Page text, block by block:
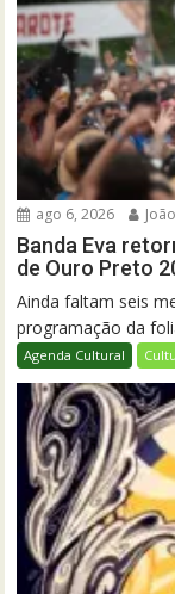
ago 6, 2026
Banda Eva
de Ouro Preto
Ainda faltam seis
programação da
Agenda Cultural